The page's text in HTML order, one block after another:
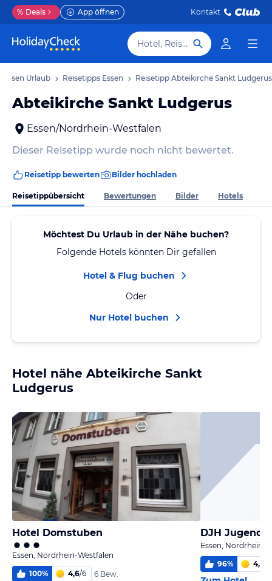
% Deals App öffnen Kontakt
Hotel, Reiseziel
Essen Urlaub Reisetipps Essen Reisetipp Abteikirche Sankt Ludgerus
Abteikirche Sankt Ludgerus
Essen/Nordrhein-Westfalen
Dieser Reisetipp wurde noch nicht bewertet.
Reisetipp bewerten Bilder hochladen
Reisetippübersicht Bewertungen Bilder Hotels
Möchtest Du Urlaub in der Nähe buchen?
Folgende Hotels könnten Dir gefallen
Hotel & Flug buchen
Oder
Nur Hotel buchen
Hotel nähe Abteikirche Sankt
Ludgerus
Hotel Domstuben
Essen, Nordrhein-Westfalen
100% 4,6/6 6 Bew.
DJH
Essen, Nordrhein-
96% 4,9